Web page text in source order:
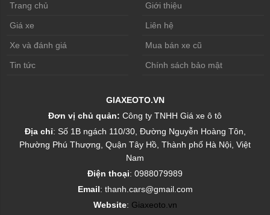
Trang chủ Giới thiệu
Giá xe Liên hệ
Xe và đánh giá Mua bán xe cũ
Tin tức Chính sách bảo mật
GIAXEOTO.VN
Đơn vị chủ quản: Công ty TNHH Giá xe ô tô
Địa chỉ: Số 1B ngách 110/30, Đường Nguyễn Hoàng Tôn,
Phường Phú Thượng, Quận Tây Hồ, Thành phố Hà Nội, Việt
Nam
Điện thoại: 0988079989
Email: thanh.cars@gmail.com
Website: Giaxeoto.vn